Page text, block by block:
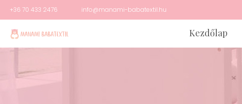
+36 70 433 2476 info@manami-babatextil.hu
Kezdőlap